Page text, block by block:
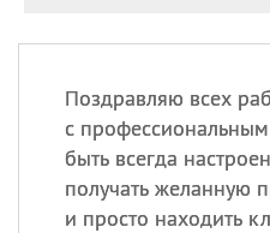
Поздравляю всех
с
быть всегда
получать желанную
и просто находить